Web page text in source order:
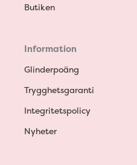
Butiken
Information
Glinderpoäng
Trygghetsgaranti
Integritetspolicy
Nyheter